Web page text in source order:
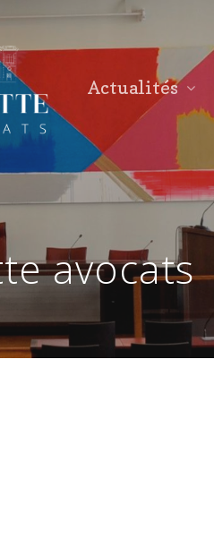
Actualités
avocats